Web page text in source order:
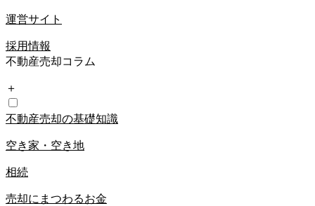
運営サイト
採用情報
不動産売却コラム
＋
不動産売却の基礎知識
空き家・空き地
相続
売却にまつわるお金